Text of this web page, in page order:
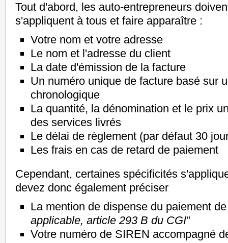
Tout d'abord, les auto-entrepreneurs
s'appliquent à tous et faire apparaître :
Votre nom et votre adresse
Le nom et l'adresse du client
La date d'émission de la facture
Un numéro unique de facture basé sur
chronologique
La quantité, la dénomination et le prix
des services livrés
Le délai de règlement (par défaut 30
Les frais en cas de retard de paiement
Cependant, certaines spécificités
devez donc également préciser
La mention de dispense du paiement
applicable, article 293 B du CGI"
Votre numéro de SIREN accompagné